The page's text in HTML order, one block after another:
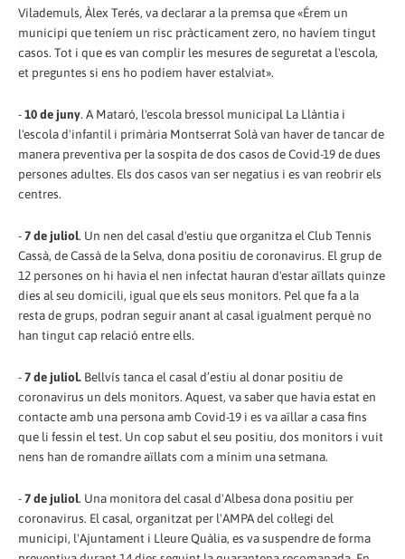
Vilademuls, Àlex Terés, va declarar a la premsa que «Érem un
municipi que teníem un risc pràcticament zero, no havíem tingut
casos. Tot i que es van complir les mesures de seguretat a l'escola,
et preguntes si ens ho podíem haver estalviat».
-10 de juny. A Mataró, l'escola bressol municipal La Llàntia i
l'escola d'infantil i primària Montserrat Solà van haver de tancar de
manera preventiva per la sospita de dos casos de Covid-19 de dues
persones adultes. Els dos casos van ser negatius i es van reobrir els
centres.
-7 de juliol. Un nen del casal d'estiu que organitza el Club Tennis
Cassà, de Cassà de la Selva, dona positiu de coronavirus. El grup de
12 persones on hi havia el nen infectat hauran d'estar aïllats quinze
dies al seu domicili, igual que els seus monitors. Pel que fa a la
resta de grups, podran seguir anant al casal igualment perquè no
han tingut cap relació entre ells.
-7 de juliol. Bellvís tanca el casal d’estiu al donar positiu de
coronavirus un dels monitors. Aquest, va saber que havia estat en
contacte amb una persona amb Covid-19 i es va aïllar a casa fins
que li fessin el test. Un cop sabut el seu positiu, dos monitors i vuit
nens han de romandre aïllats com a mínim una setmana.
-7 de juliol. Una monitora del casal d'Albesa dona positiu per
coronavirus. El casal, organitzat per l'AMPA del col·legi del
municipi, l'Ajuntament i Lleure Quàlia, es va suspendre de forma